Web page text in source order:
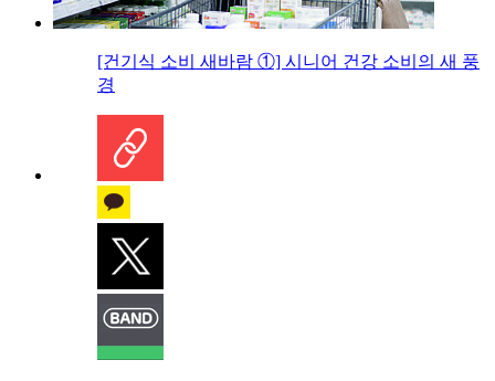
[건기식 소비 새바람 ①] 시니어 건강 소비의 새 풍
경